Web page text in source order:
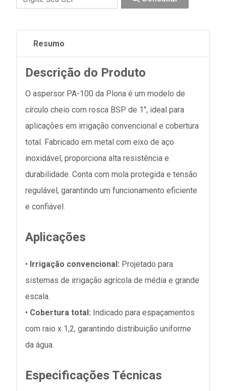
Resumo
Descrição do Produto
O aspersor PA-100 da Plona é um modelo de
círculo cheio com rosca BSP de 1", ideal para
aplicações em irrigação convencional e cobertura
total. Fabricado em metal com eixo de aço
inoxidável, proporciona alta resistência e
durabilidade. Conta com mola protegida e tensão
regulável, garantindo um funcionamento eficiente
e confiável.
Aplicações
• Irrigação convencional: Projetado para
sistemas de irrigação agrícola de média e grande
escala.
• Cobertura total: Indicado para espaçamentos
com raio x 1,2, garantindo distribuição uniforme
da água.
Especificações Técnicas